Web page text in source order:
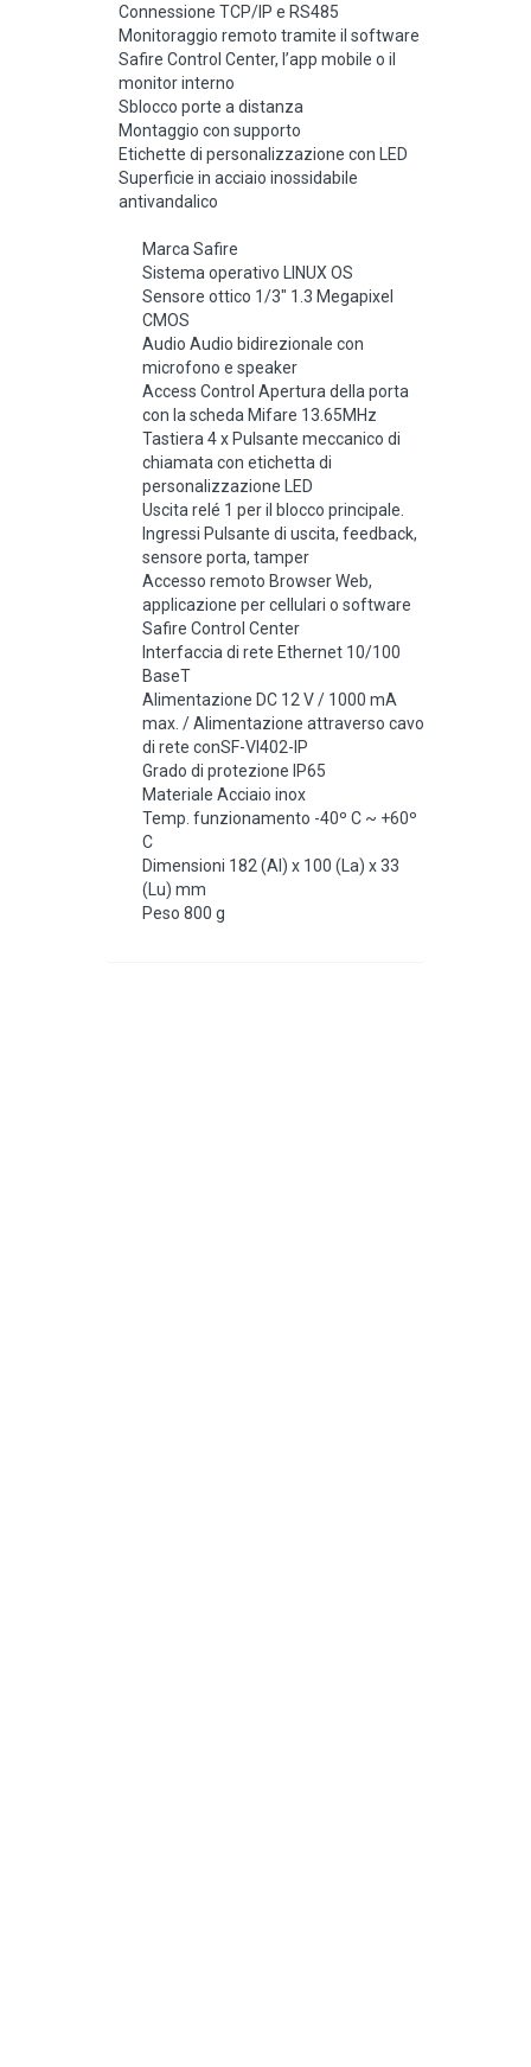
Connessione TCP/IP e RS485
Monitoraggio remoto tramite il software
Safire Control Center, l’app mobile o il
monitor interno
Sblocco porte a distanza
Montaggio con supporto
Etichette di personalizzazione con LED
Superficie in acciaio inossidabile
antivandalico
Marca Safire
Sistema operativo LINUX OS
Sensore ottico 1/3″ 1.3 Megapixel
CMOS
Audio Audio bidirezionale con
microfono e speaker
Access Control Apertura della porta
con la scheda Mifare 13.65MHz
Tastiera 4 x Pulsante meccanico di
chiamata con etichetta di
personalizzazione LED
Uscita relé 1 per il blocco principale.
Ingressi Pulsante di uscita, feedback,
sensore porta, tamper
Accesso remoto Browser Web,
applicazione per cellulari o software
Safire Control Center
Interfaccia di rete Ethernet 10/100
BaseT
Alimentazione DC 12 V / 1000 mA
max. / Alimentazione attraverso cavo
di rete conSF-VI402-IP
Grado di protezione IP65
Materiale Acciaio inox
Temp. funzionamento -40º C ~ +60º
C
Dimensioni 182 (Al) x 100 (La) x 33
(Lu) mm
Peso 800 g